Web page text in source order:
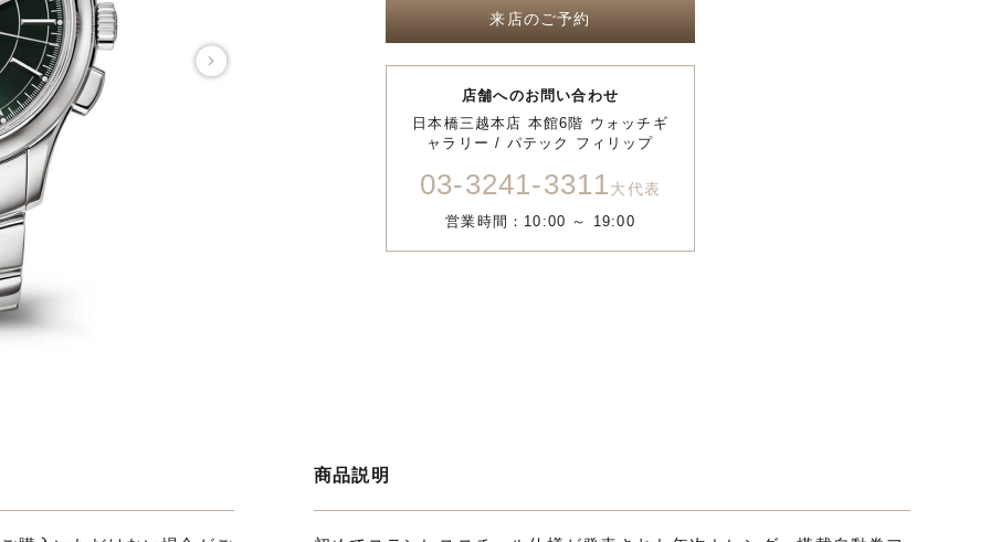
来店のご予約
店舗へのお問い合わせ
日本橋三越本店 本館6階 ウォッチギ
ャラリー / パテック フィリップ
03-3241-3311大代表
営業時間：10:00 ～ 19:00
商品説明